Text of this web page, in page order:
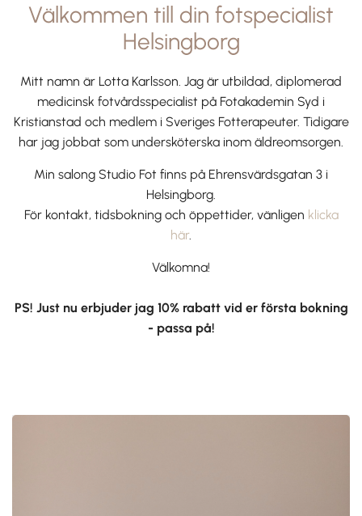
Välkommen till din fotspecialist
Helsingborg
Mitt namn är Lotta Karlsson. Jag är utbildad, diplomerad
medicinsk fotvårdsspecialist på Fotakademin Syd i
Kristianstad och medlem i Sveriges Fotterapeuter. Tidigare
har jag jobbat som undersköterska inom äldreomsorgen.
Min salong Studio Fot finns på Ehrensvärdsgatan 3 i
Helsingborg.
För kontakt, tidsbokning och öppettider, vänligen klicka
här.
Välkomna!
PS! Just nu erbjuder jag 10% rabatt vid er första bokning
- passa på!